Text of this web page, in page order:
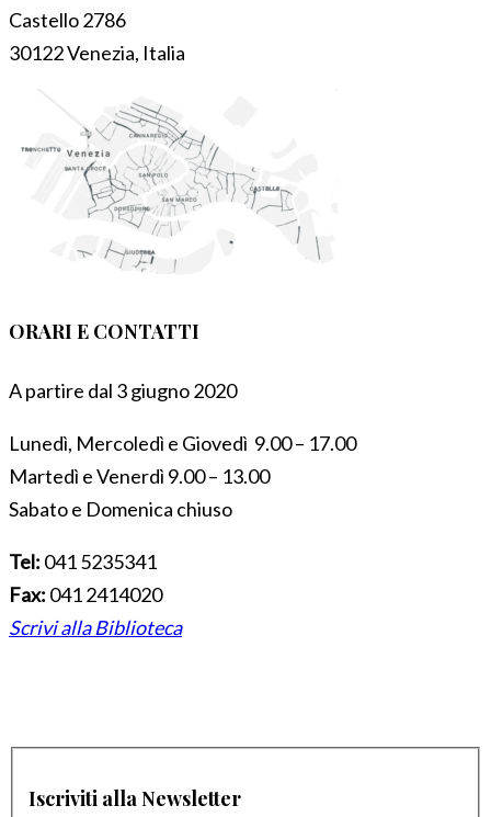
Castello 2786
30122 Venezia, Italia
ORARI E CONTATTI
A partire dal 3 giugno 2020
Lunedì, Mercoledì e Giovedì 9.00 – 17.00
Martedì e Venerdì 9.00 – 13.00
Sabato e Domenica chiuso
Tel: 041 5235341
Fax: 041 2414020
Scrivi alla Biblioteca
Iscriviti alla Newsletter